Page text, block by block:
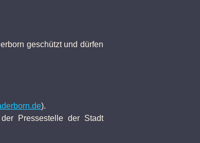
geschützt und dürfen
).
Pressestelle der Stadt